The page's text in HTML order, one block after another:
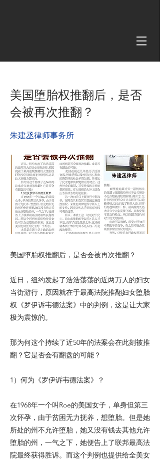
美国堕胎权推翻后，是否
会被再次推翻？
朱建丞律师事务所
美国堕胎权推翻后，是否会被再次推翻？
近日，纽约发起了浩浩荡荡的近两万人的妇女
当街游行，原因就在于最高法院推翻妇女堕胎
权《罗伊诉韦德法案》中的判例，这是让大家
极为震惊的。
那为何这个持续了近50年的法案会在此刻被推
翻？它是否会有翻盘的可能？
1）何为《罗伊诉韦德法案》？
在1968年一个叫Roe的美国女子，单身但第三
次怀孕，由于贫困无力抚养，想堕胎。但是她
所处的州不允许堕胎，她又没有钱去其他允许
堕胎的州，一气之下，她便告上了联邦最高法
院最终获得胜诉。而这个判例也提供给全美女